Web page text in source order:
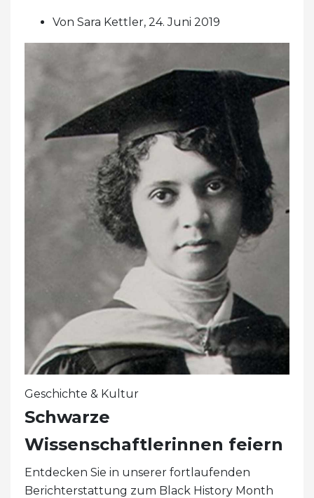
Von Sara Kettler, 24. Juni 2019
Geschichte & Kultur
Schwarze
Wissenschaftlerinnen feiern
Entdecken Sie in unserer fortlaufenden
Berichterstattung zum Black History Month